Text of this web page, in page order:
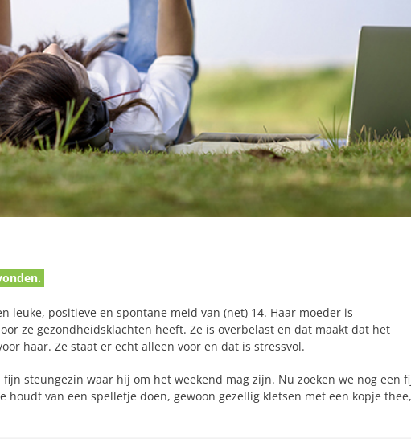
leuke, positieve en spontane meid van (net) 14. Haar moeder is
ze gezondheidsklachten heeft. Ze is overbelast en dat maakt dat het
haar. Ze staat er echt alleen voor en dat is stressvol.
steungezin waar hij om het weekend mag zijn. Nu zoeken we nog een
houdt van een spelletje doen, gewoon gezellig kletsen met een kopje thee,